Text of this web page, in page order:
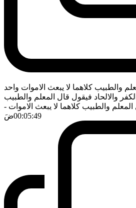
والطبيب كلاهما لا يبعث الاموات واحد
والالحاد فيقول قال المعلم والطبيب
والطبيب كلاهما لا يبعث الاموات -
00:05:49ضَ